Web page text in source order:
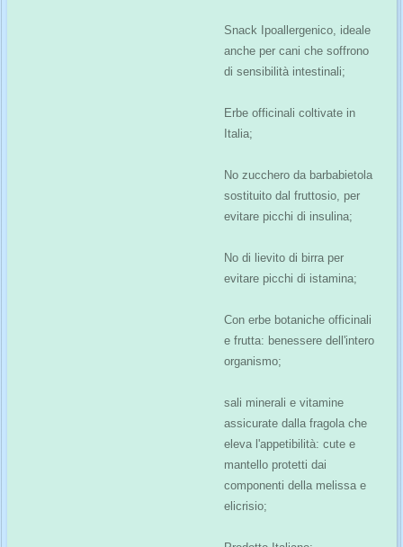
Snack Ipoallergenico, ideale
anche per cani che soffrono
di sensibilità intestinali;
Erbe officinali coltivate in
Italia;
No zucchero da barbabietola
sostituito dal fruttosio, per
evitare picchi di insulina;
No di lievito di birra per
evitare picchi di istamina;
Con erbe botaniche officinali
e frutta: benessere dell'intero
organismo;
sali minerali e vitamine
assicurate dalla fragola che
eleva l'appetibilità: cute e
mantello protetti dai
componenti della melissa e
elicrisio;